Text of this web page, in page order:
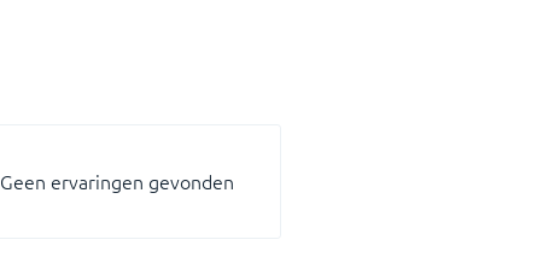
Geen ervaringen gevonden